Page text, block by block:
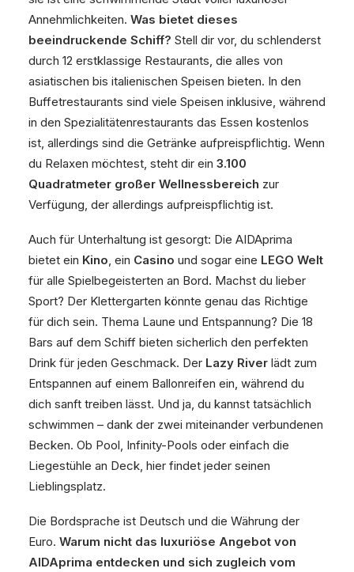
Annehmlichkeiten. Was bietet dieses
beeindruckende Schiff? Stell dir vor, du schlenderst
durch 12 erstklassige Restaurants, die alles von
asiatischen bis italienischen Speisen bieten. In den
Buffetrestaurants sind viele Speisen inklusive, während
in den Spezialitätenrestaurants das Essen kostenlos
ist, allerdings sind die Getränke aufpreispflichtig. Wenn
du Relaxen möchtest, steht dir ein 3.100
Quadratmeter großer Wellnessbereich zur
Verfügung, der allerdings aufpreispflichtig ist.
Auch für Unterhaltung ist gesorgt: Die AIDAprima
bietet ein Kino, ein Casino und sogar eine LEGO Welt
für alle Spielbegeisterten an Bord. Machst du lieber
Sport? Der Klettergarten könnte genau das Richtige
für dich sein. Thema Laune und Entspannung? Die 18
Bars auf dem Schiff bieten sicherlich den perfekten
Drink für jeden Geschmack. Der Lazy River lädt zum
Entspannen auf einem Ballonreifen ein, während du
dich sanft treiben lässt. Und ja, du kannst tatsächlich
schwimmen – dank der zwei miteinander verbundenen
Becken. Ob Pool, Infinity-Pools oder einfach die
Liegestühle an Deck, hier findet jeder seinen
Lieblingsplatz.
Die Bordsprache ist Deutsch und die Währung der
Euro. Warum nicht das luxuriöse Angebot von
AIDAprima entdecken und sich zugleich vom